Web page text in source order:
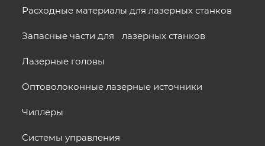
Расходные материалы для лазерных станков
Запасные части для лазерных станков
Лазерные головы
Оптоволоконные лазерные источники
Чиллеры
Системы управления